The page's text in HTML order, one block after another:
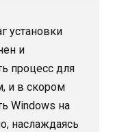
установки
и
процесс для
и в скором
Windows на
наслаждаясь